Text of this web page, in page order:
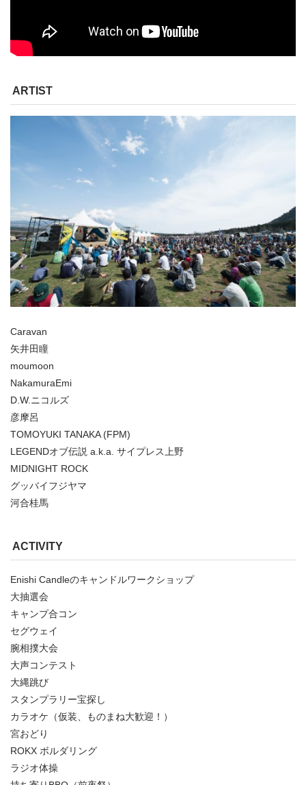
ARTIST
Caravan
矢井田瞳
moumoon
NakamuraEmi
D.W.ニコルズ
彦摩呂
TOMOYUKI TANAKA (FPM)
LEGENDオブ伝説 a.k.a. サイプレス上野
MIDNIGHT ROCK
グッバイフジヤマ
河合桂馬
ACTIVITY
Enishi Candleのキャンドルワークショップ
大抽選会
キャンプ合コン
セグウェイ
腕相撲大会
大声コンテスト
大縄跳び
スタンプラリー宝探し
カラオケ（仮装、ものまね大歓迎！）
宮おどり
ROKX ボルダリング
ラジオ体操